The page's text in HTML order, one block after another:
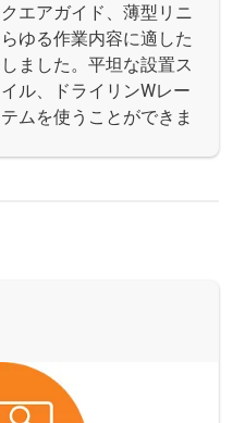
エアガイド、薄型リニ
ゆる作業内容に適した
ました。平坦な設置ス
ル、ドライリンWレー
ムを使うことができま